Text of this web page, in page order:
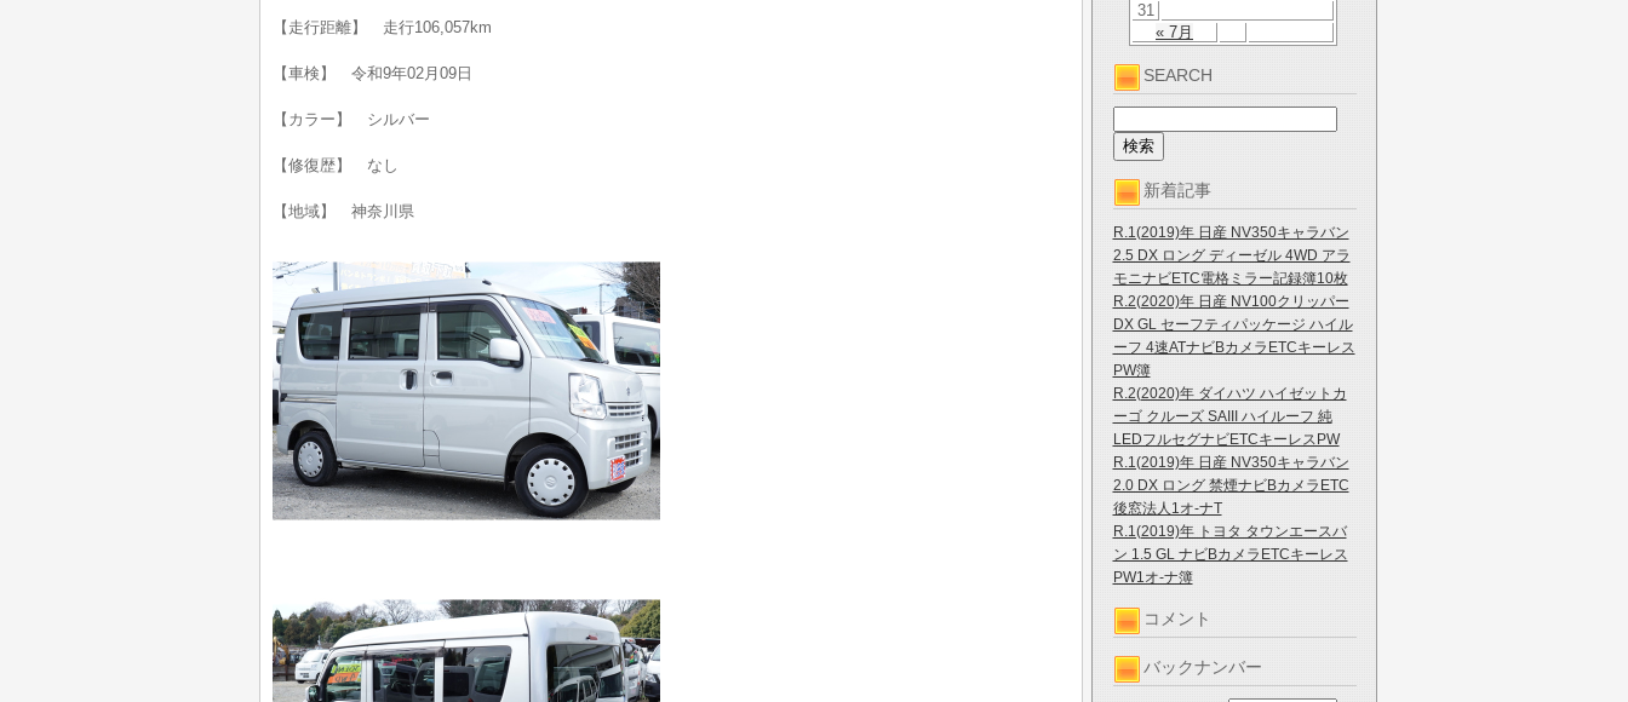
« 7月
31
SEARCH
新着記事
R.1(2019)年 日産 NV350キャラバン
2.5 DX ロング ディーゼル 4WD アラ
モニナビETC電格ミラー記録簿10枚
R.2(2020)年 日産 NV100クリッパー
DX GL セーフティパッケージ ハイル
ーフ 4速ATナビBカメラETCキーレス
PW簿
R.2(2020)年 ダイハツ ハイゼットカ
ーゴ クルーズ SAIII ハイルーフ 純
LEDフルセグナビETCキーレスPW
R.1(2019)年 日産 NV350キャラバン
2.0 DX ロング 禁煙ナビBカメラETC
後窓法人1オ-ナT
R.1(2019)年 トヨタ タウンエースバ
ン 1.5 GL ナビBカメラETCキーレス
PW1オ-ナ簿
コメント
バックナンバー
【走行距離】 走行106,057km
【車検】 令和9年02月09日
【カラー】 シルバー
【修復歴】 なし
【地域】 神奈川県